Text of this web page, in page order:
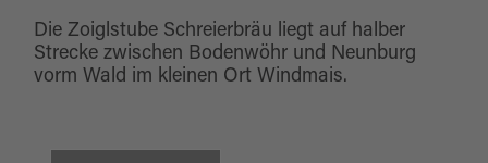
Die Zoiglstube Schreierbräu liegt auf halber
Strecke zwischen Bodenwöhr und Neunburg
vorm Wald im kleinen Ort Windmais.